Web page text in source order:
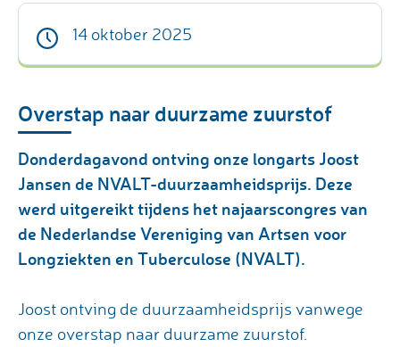
14 oktober 2025
Overstap naar duurzame zuurstof
Donderdagavond ontving onze longarts Joost
Jansen de NVALT-duurzaamheidsprijs. Deze
werd uitgereikt tijdens het najaarscongres van
de Nederlandse Vereniging van Artsen voor
Longziekten en Tuberculose (NVALT).
Joost ontving de duurzaamheidsprijs vanwege
onze overstap naar duurzame zuurstof.